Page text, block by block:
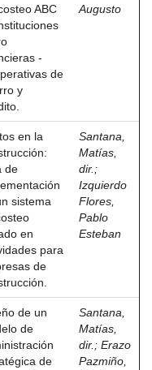
ABC
-
de
y
Augusto
en la
de
sistema
en
para
de
Santana,
Matías,
dir. ;
Izquierdo
Flores,
Pablo
Esteban
de un
de
de
Santana,
Matías,
dir. ; Erazo
Pazmiño,